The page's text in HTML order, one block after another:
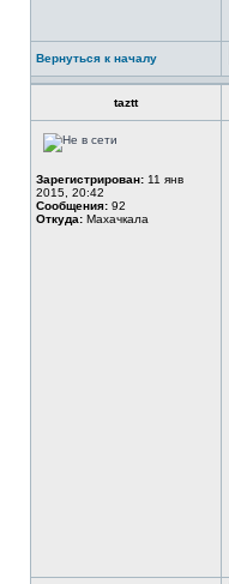
Вернуться к началу
taztt
Зарегистрирован: 11 янв
2015, 20:42
Сообщения: 92
Откуда: Махачкала